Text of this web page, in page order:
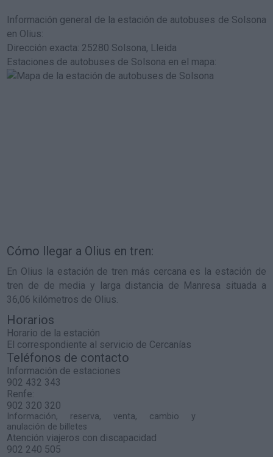
Información general de la estación de autobuses de Solsona
en Olius:
Dirección exacta: 25280 Solsona, Lleida
Estaciones de autobuses de Solsona en el mapa:
Cómo llegar a Olius en tren:
En Olius la estación de tren más cercana es la estación de
tren de de media y larga distancia de Manresa situada a
36,06 kilómetros de Olius.
Horarios
Horario de la estación
El correspondiente al servicio de Cercanías
Teléfonos de contacto
Información de estaciones
902 432 343
Renfe:
902 320 320
Información, reserva, venta, cambio y
anulación de billetes
Atención viajeros con discapacidad
902 240 505